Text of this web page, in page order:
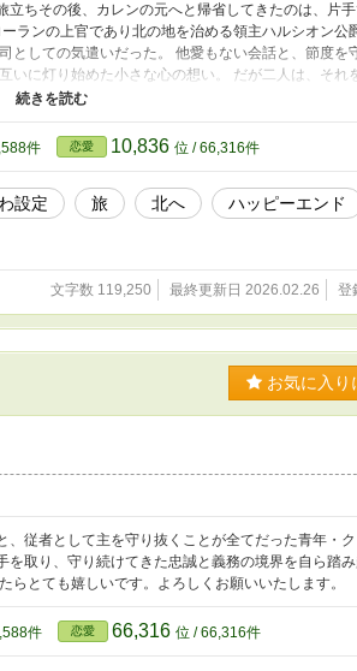
ちその後、カレンの元へと帰省してきたのは、片
ランの上官であり北の地を治める領主ハルシオン公
としての気遣いだった。 他愛もない会話と、節度を
いに灯り始めた小さな心の想い。 だが二人は、それ
。 カレンから届いた手紙に、たった一度だけハルシ
カレンとローランが婚姻して三年目の冬の日。 カ
、もしくはざまぁになっていないかもしれないで
ましたら有難いです。 稚拙な作品ではありますが
件 恋愛 10,836 位 / 66,316件
設定 旅 北へ ハッピーエンド
文字数 119,250 最終更新日 2026.02.26 登
お気に入り
従者として主を守り抜くことが全てだった青年・ク
取り、守り続けてきた忠誠と義務の境界を自ら踏
とても嬉しいです。よろしくお願いいたします。
件 恋愛 66,316 位 / 66,316件